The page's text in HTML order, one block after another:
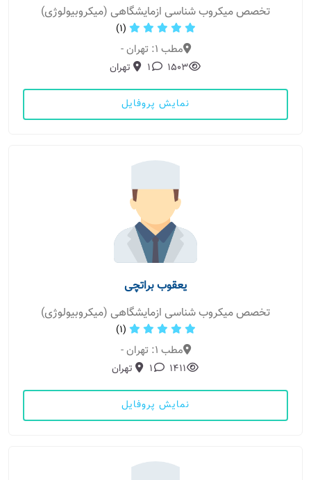
تخصص میکروب شناسی ازمایشگاهی (میکروبیولوژی)
(1)
مطب 1: تهران -
1503
1 تهران
نمایش پروفایل
یعقوب براتچی
تخصص میکروب شناسی ازمایشگاهی (میکروبیولوژی)
(1)
مطب 1: تهران -
1411
1 تهران
نمایش پروفایل